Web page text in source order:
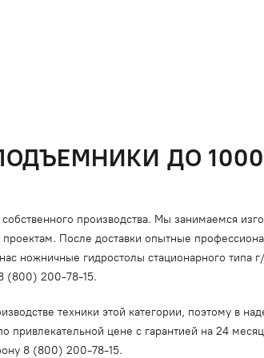
ДО
производства. Мы занимаемся
После доставки опытные
ножничные гидростолы стационарного типа
(800) 200-78-15.
техники этой категории, поэтому в
цене с гарантией на 24
8 (800) 200-78-15.